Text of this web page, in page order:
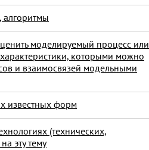
алгоритмы
моделируемый процесс или
характеристики, которыми можно
и взаимосвязей модельными
известных форм
(технических,
эту тему